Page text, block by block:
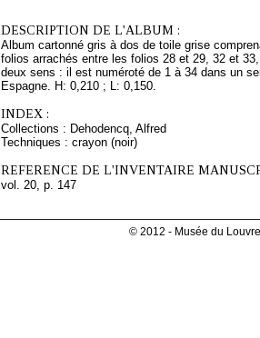
DESCRIPTION DE L'ALBUM :
Album cartonné gris à dos de toile grise
folios arrachés entre les folios 28 et 29, 32 et
deux sens : il est numéroté de 1 à 34 dans un
Espagne. H: 0,210 ; L: 0,150.
INDEX :
Collections : Dehodencq, Alfred
Techniques : crayon (noir)
REFERENCE DE L'INVENTAIRE
vol. 20, p. 147
© 2012 - Musée du